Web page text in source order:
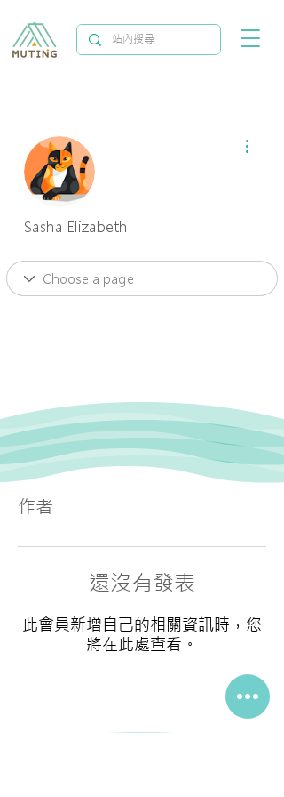
Sasha Elizabeth
作者
還沒有發表
此會員新增自己的相關資訊時，您
將在此處查看。